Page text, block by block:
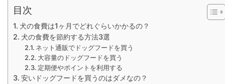
目次
犬の食費は1ヶ月でどれぐらいかかるの？
犬の食費を節約する方法3選
ネット通販でドッグフードを買う
大容量のドッグフードを買う
定期便やポイントを利用する
安いドッグフードを買うのはダメなの？